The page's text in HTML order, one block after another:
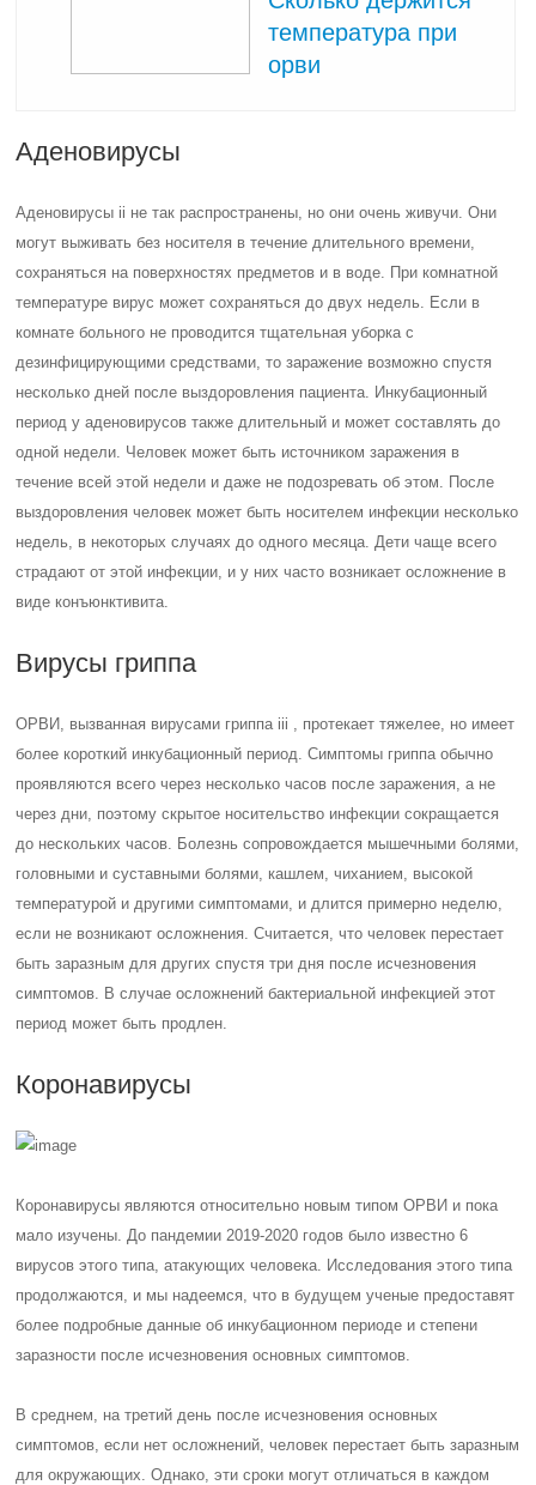
температура при
орви
Аденовирусы
Аденовирусы ii не так распространены, но они очень живучи. Они
могут выживать без носителя в течение длительного времени,
сохраняться на поверхностях предметов и в воде. При комнатной
температуре вирус может сохраняться до двух недель. Если в
комнате больного не проводится тщательная уборка с
дезинфицирующими средствами, то заражение возможно спустя
несколько дней после выздоровления пациента. Инкубационный
период у аденовирусов также длительный и может составлять до
одной недели. Человек может быть источником заражения в
течение всей этой недели и даже не подозревать об этом. После
выздоровления человек может быть носителем инфекции несколько
недель, в некоторых случаях до одного месяца. Дети чаще всего
страдают от этой инфекции, и у них часто возникает осложнение в
виде конъюнктивита.
Вирусы гриппа
ОРВИ, вызванная вирусами гриппа iii , протекает тяжелее, но имеет
более короткий инкубационный период. Симптомы гриппа обычно
проявляются всего через несколько часов после заражения, а не
через дни, поэтому скрытое носительство инфекции сокращается
до нескольких часов. Болезнь сопровождается мышечными болями,
головными и суставными болями, кашлем, чиханием, высокой
температурой и другими симптомами, и длится примерно неделю,
если не возникают осложнения. Считается, что человек перестает
быть заразным для других спустя три дня после исчезновения
симптомов. В случае осложнений бактериальной инфекцией этот
период может быть продлен.
Коронавирусы
Коронавирусы являются относительно новым типом ОРВИ и пока
мало изучены. До пандемии 2019-2020 годов было известно 6
вирусов этого типа, атакующих человека. Исследования этого типа
продолжаются, и мы надеемся, что в будущем ученые предоставят
более подробные данные об инкубационном периоде и степени
заразности после исчезновения основных симптомов.
В среднем, на третий день после исчезновения основных
симптомов, если нет осложнений, человек перестает быть заразным
для окружающих. Однако, эти сроки могут отличаться в каждом